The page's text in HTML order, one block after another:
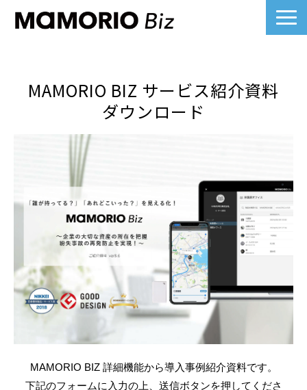
業界別活用例
課題別活用例
お役立ち記事へ
ノベルティ
MAMORIO BIZ サービス紹介資料
ダウンロード
MAMORIO BIZ 詳細機能から導入事例紹介資料です。
下記のフォームに入力の上、送信ボタンを押してくださ